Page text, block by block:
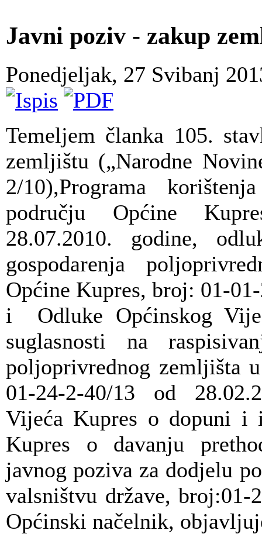
Javni poziv - zakup
Ponedjeljak, 27 Svibanj
Temeljem članka 105.
zemljištu („Narodne
2/10),Programa
području Općine
28.07.2010. godine,
gospodarenja
Općine Kupres, broj: 01-
i Odluke Općinskog
suglasnosti na
poljoprivrednog zemljišta
01-24-2-40/13 od
Vijeća Kupres o dopuni i
Kupres o davanju
javnog poziva za dodjelu
valsništvu države, broj:01-
Općinski načelnik,